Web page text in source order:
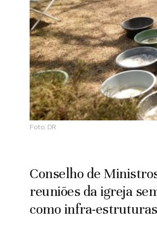
Foto: DR
Conselho de
reuniões da igreja
como infra-